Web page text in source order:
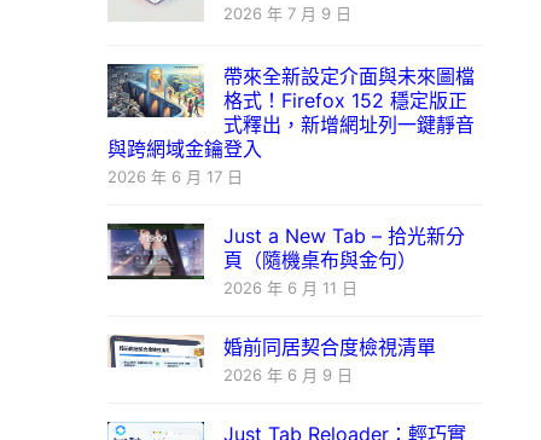
2026 年 7 月 9 日
帶來全新設定介面與未來圖檔
格式！Firefox 152 穩定版正
式釋出，新增網址列一鍵靜音
與跨網域金鑰登入
2026 年 6 月 17 日
Just a New Tab – 拾光新分
頁（隨機桌布與金句）
2026 年 6 月 11 日
婚前同居契合度檢視清單
2026 年 6 月 9 日
Just Tab Reloader：輕巧實